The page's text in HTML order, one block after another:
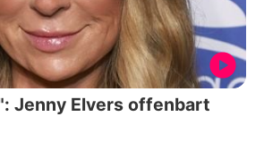
Jenny Elvers offenbart